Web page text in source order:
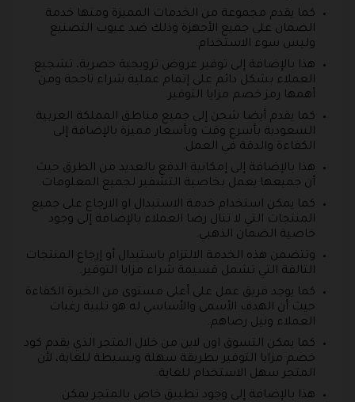
كما يقدم مجموعة من الخدمات المميزة ومنها خدمة
الضمان على جميع الأجهزة وذلك ضد عيوب التصنيع
وليس سوء الاستخدام.
هذا بالإضافة إلى توفير عروض ترويجية حصرية، تشجيع
العملاء بشكل دائم على إتمام عملية شراء ناجحة ومن
أهمها رمز خصم مزايا التوفير.
كما يقدم أيضا شحن إلى جميع مناطق المملكة العربية
السعودية بأسرع وقت وبأسعار مميزة بالإضافة إلى
الكفاءة والدقة في العمل.
هذا بالإضافة إلى إمكانية الدفع بالعديد من الطرق حيث
أن جميعها يعمل بخاصية التشفير لجميع المعلومات.
كما يمكن استخدام خدمة الاستبدال او الارجاع على جميع
المنتجات التي لا تنال رضا العملاء بالإضافة إلى وجود
خاصية الضمان الذهبي.
وتتضمن هذه الخدمة الالتزام باستبدال أو إرجاع المنتجات
التالفة التي تشمل قسيمة شراء مزايا التوفير.
كما يوجد فريق عمل على أعلى مستوى من الخبرة الكفاءة
حيث أن الهدف الأسمى والأساسي له هو تلبية رغبات
العملاء ونيل رضاهم.
كما يمكن التسوق اون لاين من خلال المتجر الذي يقدم كود
خصم مزايا التوفير بطريقة سهلة وبسيطة للغاية، لأن
المتجر سهل الاستخدام للغاية.
هذا بالإضافة إلى وجود تطبيق خاص بالمتجر يمكن